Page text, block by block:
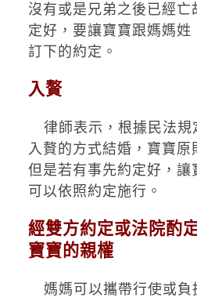
沒有或是兄弟之後已經亡
定好，要讓寶寶跟媽媽姓
訂下的約定。
入贅
律師表示，根據民法規
入贅的方式結婚，寶寶原
但是若有事先約定好，讓
可以依照約定施行。
經雙方約定或法院酌
寶寶的親權
媽媽可以攜帶行使或負